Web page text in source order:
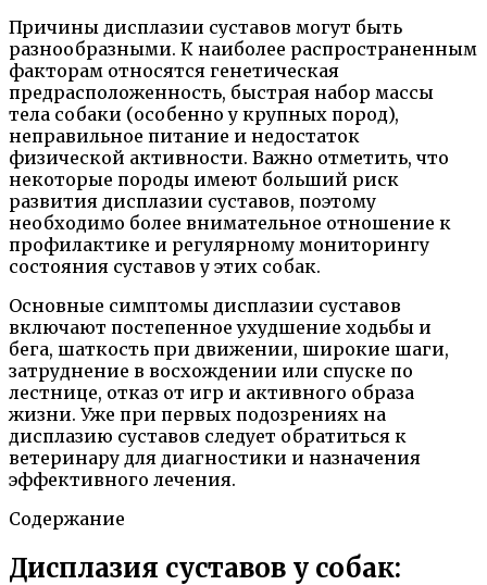
Причины дисплазии суставов могут быть
разнообразными. К наиболее распространенным
факторам относятся генетическая
предрасположенность, быстрая набор массы
тела собаки (особенно у крупных пород),
неправильное питание и недостаток
физической активности. Важно отметить, что
некоторые породы имеют больший риск
развития дисплазии суставов, поэтому
необходимо более внимательное отношение к
профилактике и регулярному мониторингу
состояния суставов у этих собак.
Основные симптомы дисплазии суставов
включают постепенное ухудшение ходьбы и
бега, шаткость при движении, широкие шаги,
затруднение в восхождении или спуске по
лестнице, отказ от игр и активного образа
жизни. Уже при первых подозрениях на
дисплазию суставов следует обратиться к
ветеринару для диагностики и назначения
эффективного лечения.
Содержание
Дисплазия суставов у собак: